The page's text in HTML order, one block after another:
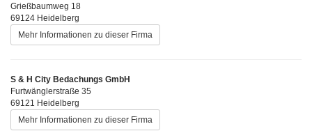
Grießbaumweg 18
69124 Heidelberg
Mehr Informationen zu dieser Firma
S & H City Bedachungs GmbH
Furtwänglerstraße 35
69121 Heidelberg
Mehr Informationen zu dieser Firma